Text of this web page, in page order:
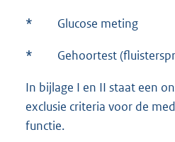
* Glucose meting
* Gehoortest
In bijlage I en II staat een
exclusie criteria voor de
functie.